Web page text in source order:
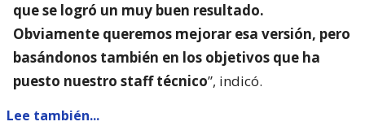
que se logró un muy buen resultado.
Obviamente queremos mejorar esa versión, pero
basándonos también en los objetivos que ha
puesto nuestro staff técnico”, indicó.
Lee también...